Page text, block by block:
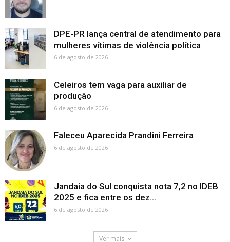
DPE-PR lança central de atendimento para
mulheres vítimas de violência política
6 de agosto de 2026
Celeiros tem vaga para auxiliar de
produção
6 de agosto de 2026
Faleceu Aparecida Prandini Ferreira
6 de agosto de 2026
Jandaia do Sul conquista nota 7,2 no IDEB
2025 e fica entre os dez...
6 de agosto de 2026
Ver mais